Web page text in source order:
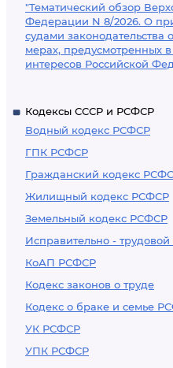
"Тематический обзор
Федерации N 8/2026. О
судами законодательства
мерах, предусмотренных
интересов Российской
Кодексы СССР и РСФСР
Водный кодекс РСФСР
ГПК РСФСР
Гражданский кодекс
Жилищный кодекс РСФСР
Земельный кодекс РСФСР
Исправительно -
КоАП РСФСР
Кодекс законов о труде
Кодекс о браке и семье
УК РСФСР
УПК РСФСР